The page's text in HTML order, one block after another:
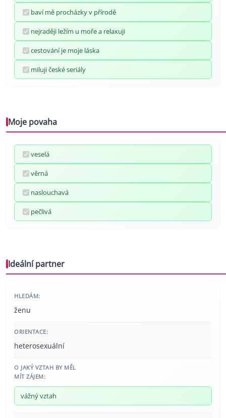
baví mě procházky v přírodě
nejraději ležím u moře a relaxuji
cestování je moje láska
miluji české seriály
Moje povaha
veselá
věrná
naslouchavá
pečlivá
Ideální partner
HLEDÁM:
ženu
ORIENTACE:
heterosexuální
O JAKÝ VZTAH BY MĚL
MÍT ZÁJEM:
vážný vztah